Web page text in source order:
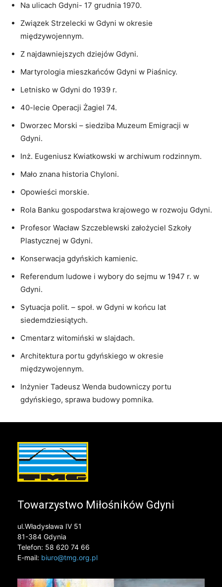
Na ulicach Gdyni- 17 grudnia 1970.
Związek Strzelecki w Gdyni w okresie
międzywojennym.
Z najdawniejszych dziejów Gdyni.
Martyrologia mieszkańców Gdyni w Piaśnicy.
Letnisko w Gdyni do 1939 r.
40-lecie Operacji Żagiel 74.
Dworzec Morski – siedziba Muzeum Emigracji w
Gdyni.
Inż. Eugeniusz Kwiatkowski w archiwum rodzinnym.
Mało znana historia Chyloni.
Opowieści morskie.
Rola Banku gospodarstwa krajowego w rozwoju Gdyni.
Profesor Wacław Szczeblewski założyciel Szkoły
Plastycznej w Gdyni.
Konserwacja gdyńskich kamienic.
Referendum ludowe i wybory do sejmu w 1947 r. w
Gdyni.
Sytuacja polit. – społ. w Gdyni w końcu lat
siedemdziesiątych.
Cmentarz witomiński w slajdach.
Architektura portu gdyńskiego w okresie
międzywojennym.
Inżynier Tadeusz Wenda budowniczy portu
gdyńskiego, sprawa budowy pomnika.
Towarzystwo Miłośników Gdyni
ul.Władysława IV 51
81-384 Gdynia
Telefon: 58 620 74 66
E-mail: biuro@tmg.org.pl